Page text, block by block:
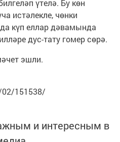
үтелә. Бу көн
истәлекле, чөнки
күп еллар дәвамында
дус-тату гомер сөрә.
эшли.
151538/
и интересным в